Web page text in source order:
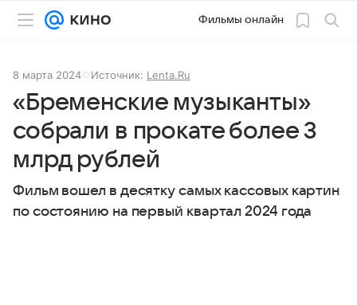
Фильмы онлайн
8 марта 2024 Источник: Lenta.Ru
«Бременские музыканты»
собрали в прокате более 3
млрд рублей
Фильм вошел в десятку самых кассовых картин
по состоянию на первый квартал 2024 года